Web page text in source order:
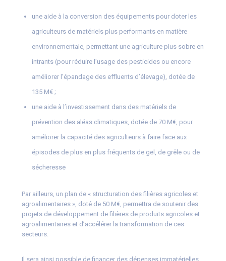
une aide à la conversion des équipements pour doter les
agriculteurs de matériels plus performants en matière
environnementale, permettant une agriculture plus sobre en
intrants (pour réduire l’usage des pesticides ou encore
améliorer l’épandage des effluents d’élevage), dotée de
135 M€ ;
une aide à l’investissement dans des matériels de
prévention des aléas climatiques, dotée de 70 M€, pour
améliorer la capacité des agriculteurs à faire face aux
épisodes de plus en plus fréquents de gel, de grêle ou de
sécheresse
Par ailleurs, un plan de « structuration des filières agricoles et
agroalimentaires », doté de 50 M€, permettra de soutenir des
projets de développement de filières de produits agricoles et
agroalimentaires et d’accélérer la transformation de ces
secteurs.
Il sera ainsi possible de financer des dépenses immatérielles